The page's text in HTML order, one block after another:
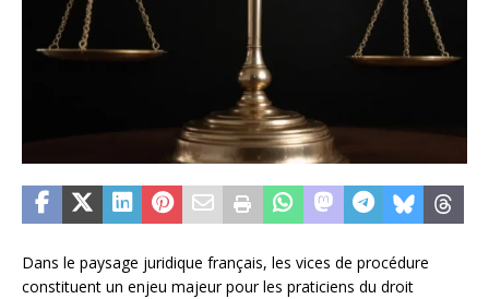
Dans le paysage juridique français, les vices de procédure
constituent un enjeu majeur pour les praticiens du droit